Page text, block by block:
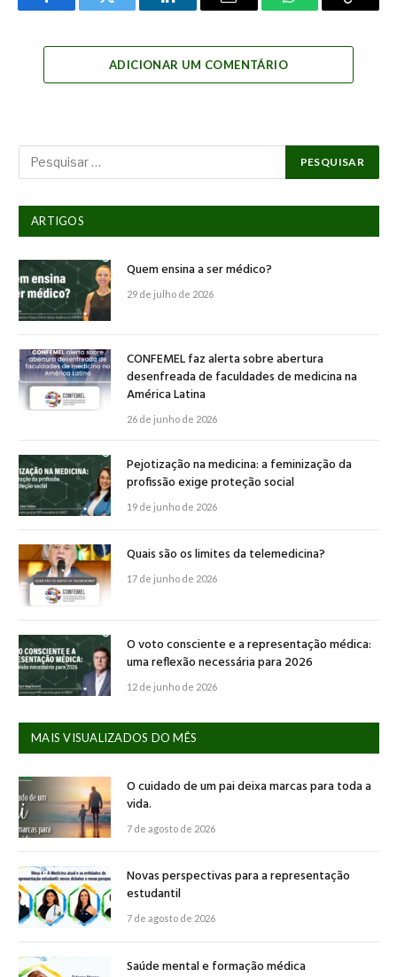
FacebookTwitter LinkedInEmail WhatsAppCopy
ADICIONAR UM COMENTÁRIO
ARTIGOS
Quem ensina a ser médico?
29 de julho de 2026
CONFEMEL faz alerta sobre abertura
desenfreada de faculdades de medicina na
América Latina
26 de junho de 2026
Pejotização na medicina: a feminização da
profissão exige proteção social
19 de junho de 2026
Quais são os limites da telemedicina?
17 de junho de 2026
O voto consciente e a representação médica:
uma reflexão necessária para 2026
12 de junho de 2026
MAIS VISUALIZADOS DO MÊS
O cuidado de um pai deixa marcas para toda a
vida.
7 de agosto de 2026
Novas perspectivas para a representação
estudantil
7 de agosto de 2026
Saúde mental e formação médica